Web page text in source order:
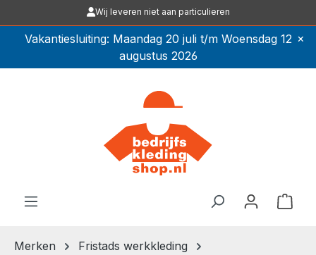
Ga naar de hoofdinhoudWij leveren niet aan particulieren
Vakantiesluiting: Maandag 20 juli t/m Woensdag 12
augustus 2026
×
Merken
Fristads werkkleding